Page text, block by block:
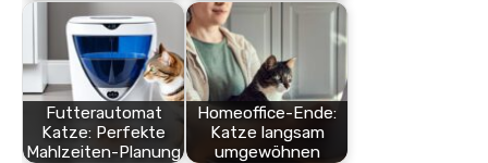
Futterautomat
Katze: Perfekte
Mahlzeiten-Planung
Homeoffice-Ende:
Katze langsam
umgewöhnen